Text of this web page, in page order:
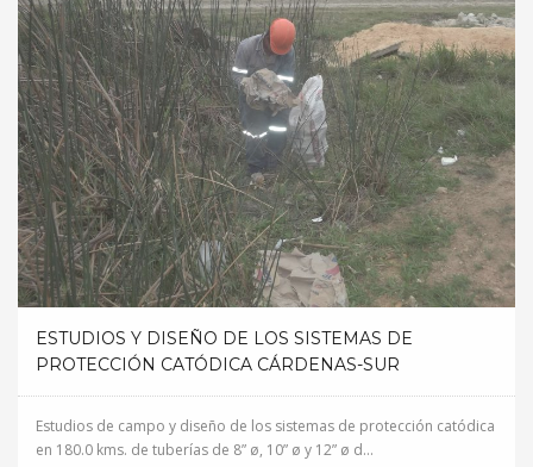
ESTUDIOS Y DISEÑO DE LOS SISTEMAS DE
PROTECCIÓN CATÓDICA CÁRDENAS-SUR
Estudios de campo y diseño de los sistemas de protección catódica
en 180.0 kms. de tuberías de 8” ø, 10” ø y 12” ø d...